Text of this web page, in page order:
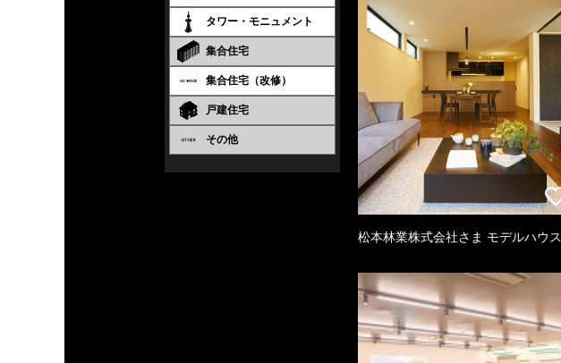
タワー・モニュメント
集合住宅
集合住宅（改修）
戸建住宅
その他
松本林業株式会社さま モデルハウス